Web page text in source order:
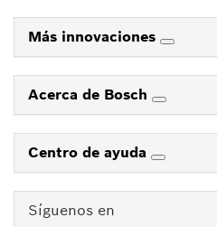
Más innovaciones
Acerca de Bosch
Centro de ayuda
Síguenos en